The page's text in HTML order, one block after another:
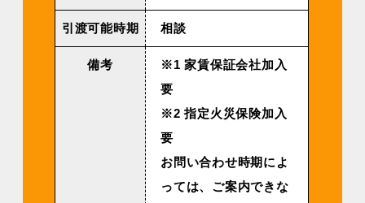
引渡可能時期 相談
備考
※1 家賃保証会社加入
要
※2 指定火災保険加入
要
お問い合わせ時期によ
っては、ご案内できな